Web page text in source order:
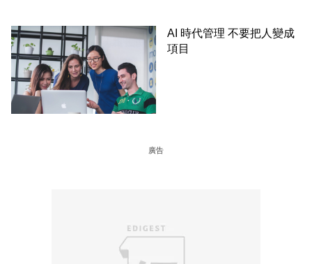
AI 時代管理 不要把人變成
項目
廣告